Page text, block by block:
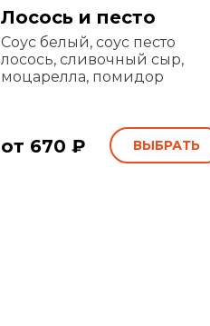
Лосось и песто
Соус белый, соус песто
лосось, сливочный сыр,
моцарелла, помидор
от 670 ₽ ВЫБРАТЬ